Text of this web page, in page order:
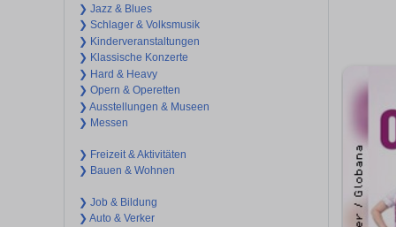
❯ Jazz & Blues
❯ Schlager & Volksmusik
❯ Kinderveranstaltungen
❯ Klassische Konzerte
❯ Hard & Heavy
❯ Opern & Operetten
❯ Ausstellungen & Museen
❯ Messen
❯ Freizeit & Aktivitäten
❯ Bauen & Wohnen
❯ Job & Bildung
❯ Auto & Verker